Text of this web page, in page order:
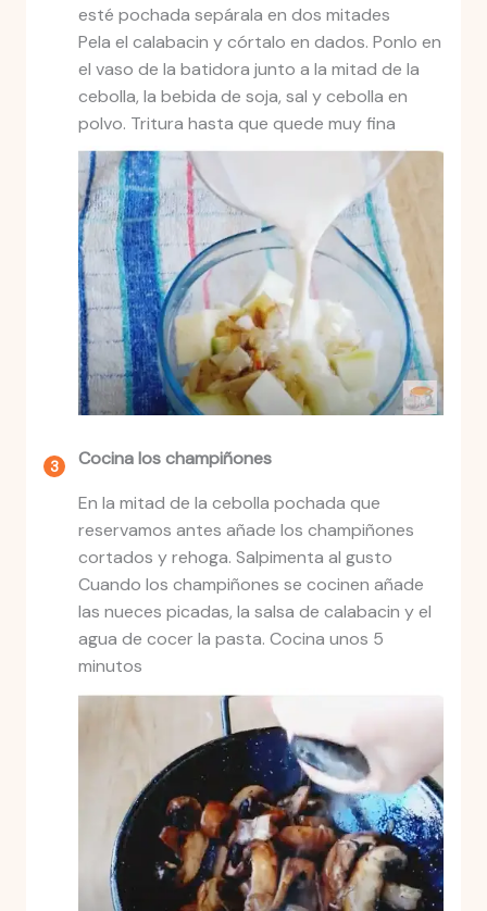
esté pochada sepárala en dos mitades
Pela el calabacin y córtalo en dados. Ponlo en
el vaso de la batidora junto a la mitad de la
cebolla, la bebida de soja, sal y cebolla en
polvo. Tritura hasta que quede muy fina
Cocina los champiñones
En la mitad de la cebolla pochada que
reservamos antes añade los champiñones
cortados y rehoga. Salpimenta al gusto
Cuando los champiñones se cocinen añade
las nueces picadas, la salsa de calabacin y el
agua de cocer la pasta. Cocina unos 5
minutos